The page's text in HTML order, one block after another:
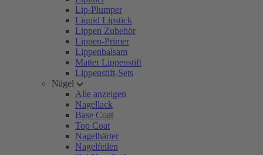
Lip-Plumper
Liquid Lipstick
Lippen Zubehör
Lippen-Primer
Lippenbalsam
Matter Lippenstift
Lippenstift-Sets
Nägel
Alle anzeigen
Nagellack
Base Coat
Top Coat
Nagelhärter
Nagelfeilen